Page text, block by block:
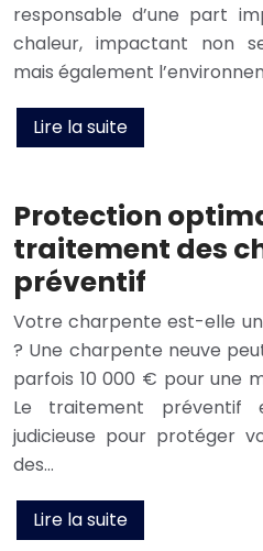
responsable d’une part
chaleur, impactant non
mais également
Lire la suite
Protection
traitement des
préventif
Votre charpente est-elle
? Une charpente neuve
parfois 10 000 € pour une
Le traitement préventif
judicieuse pour protéger
des…
Lire la suite